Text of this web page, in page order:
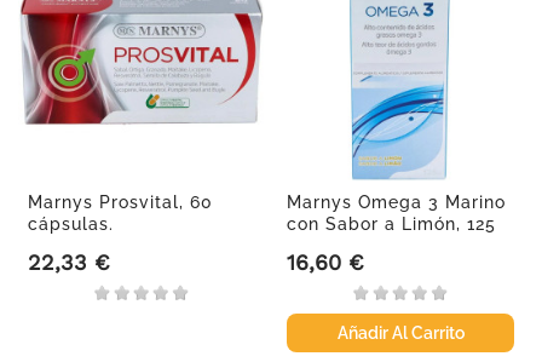
Marnys Prosvital, 60
cápsulas.
Precio
22,33 €
Marnys Omega 3 Marino
con Sabor a Limón, 125
Precio
16,60 €
Añadir Al Carrito